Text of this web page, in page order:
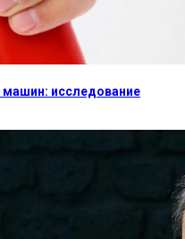
машин: исследование